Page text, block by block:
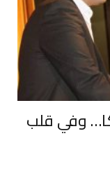
وفي قلب